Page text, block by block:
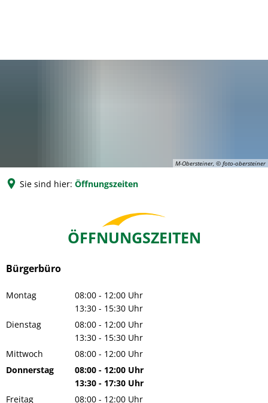
M-Obersteiner, © foto-obersteiner
Sie sind hier: Öffnungszeiten
Öffnungszeiten
ÖFFNUNGSZEITEN
Bürgerbüro
Montag 08:00 - 12:00 Uhr
Von 08:00 bis 12:00 Uhr
13:30 - 15:30 Uhr
Von 13:30 bis 15:30 Uhr
Dienstag 08:00 - 12:00 Uhr
Von 08:00 bis 12:00 Uhr
13:30 - 15:30 Uhr
Von 13:30 bis 15:30 Uhr
Mittwoch 08:00 - 12:00 Uhr
Von 08:00 bis 12:00 Uhr
Donnerstag 08:00 - 12:00 Uhr
Von 08:00 bis 12:00 Uhr
13:30 - 17:30 Uhr
Von 13:30 bis 17:30 Uhr
Freitag 08:00 - 12:00 Uhr